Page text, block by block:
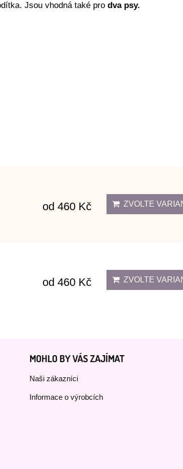
Jsou vhodná také pro dva psy.
od 460 Kč
ZVOLTE
od 460 Kč
ZVOLTE
MOHLO BY VÁS ZAJÍMAT
Naši zákazníci
Informace o výrobcích